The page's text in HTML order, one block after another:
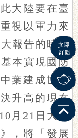
大陸要在臺
視以軍力來
報告的時間
本實現國防
葉建成世界
升高的現在
月21日大陸
，將「發展